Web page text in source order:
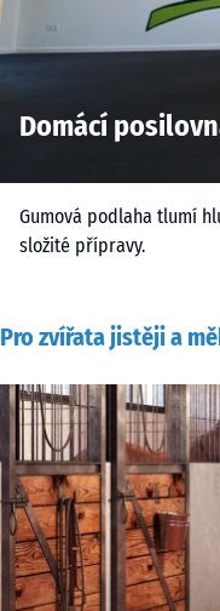
Domácí
Gumová podlaha tlumí
složité přípravy.
Pro zvířata jistěji a